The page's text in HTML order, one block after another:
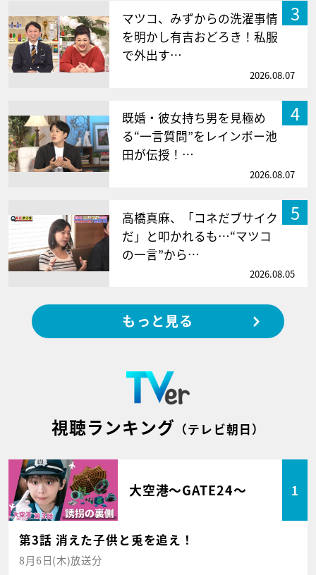
3
マツコ、みずからの洗濯事情
を明かし有吉おどろき！私服
で外出す…
2026.08.07
4
既婚・彼女持ち男を見極め
る“一言質問”をレインボー池
田が伝授！…
2026.08.07
5
高橋真麻、「コネだブサイク
だ」と叩かれるも…“マツコ
の一言”から…
2026.08.05
もっと見る
視聴ランキング （テレビ朝日）
大空港～GATE24～ 1
第3話 消えた子供と兎を追え！
8月6日(木)放送分